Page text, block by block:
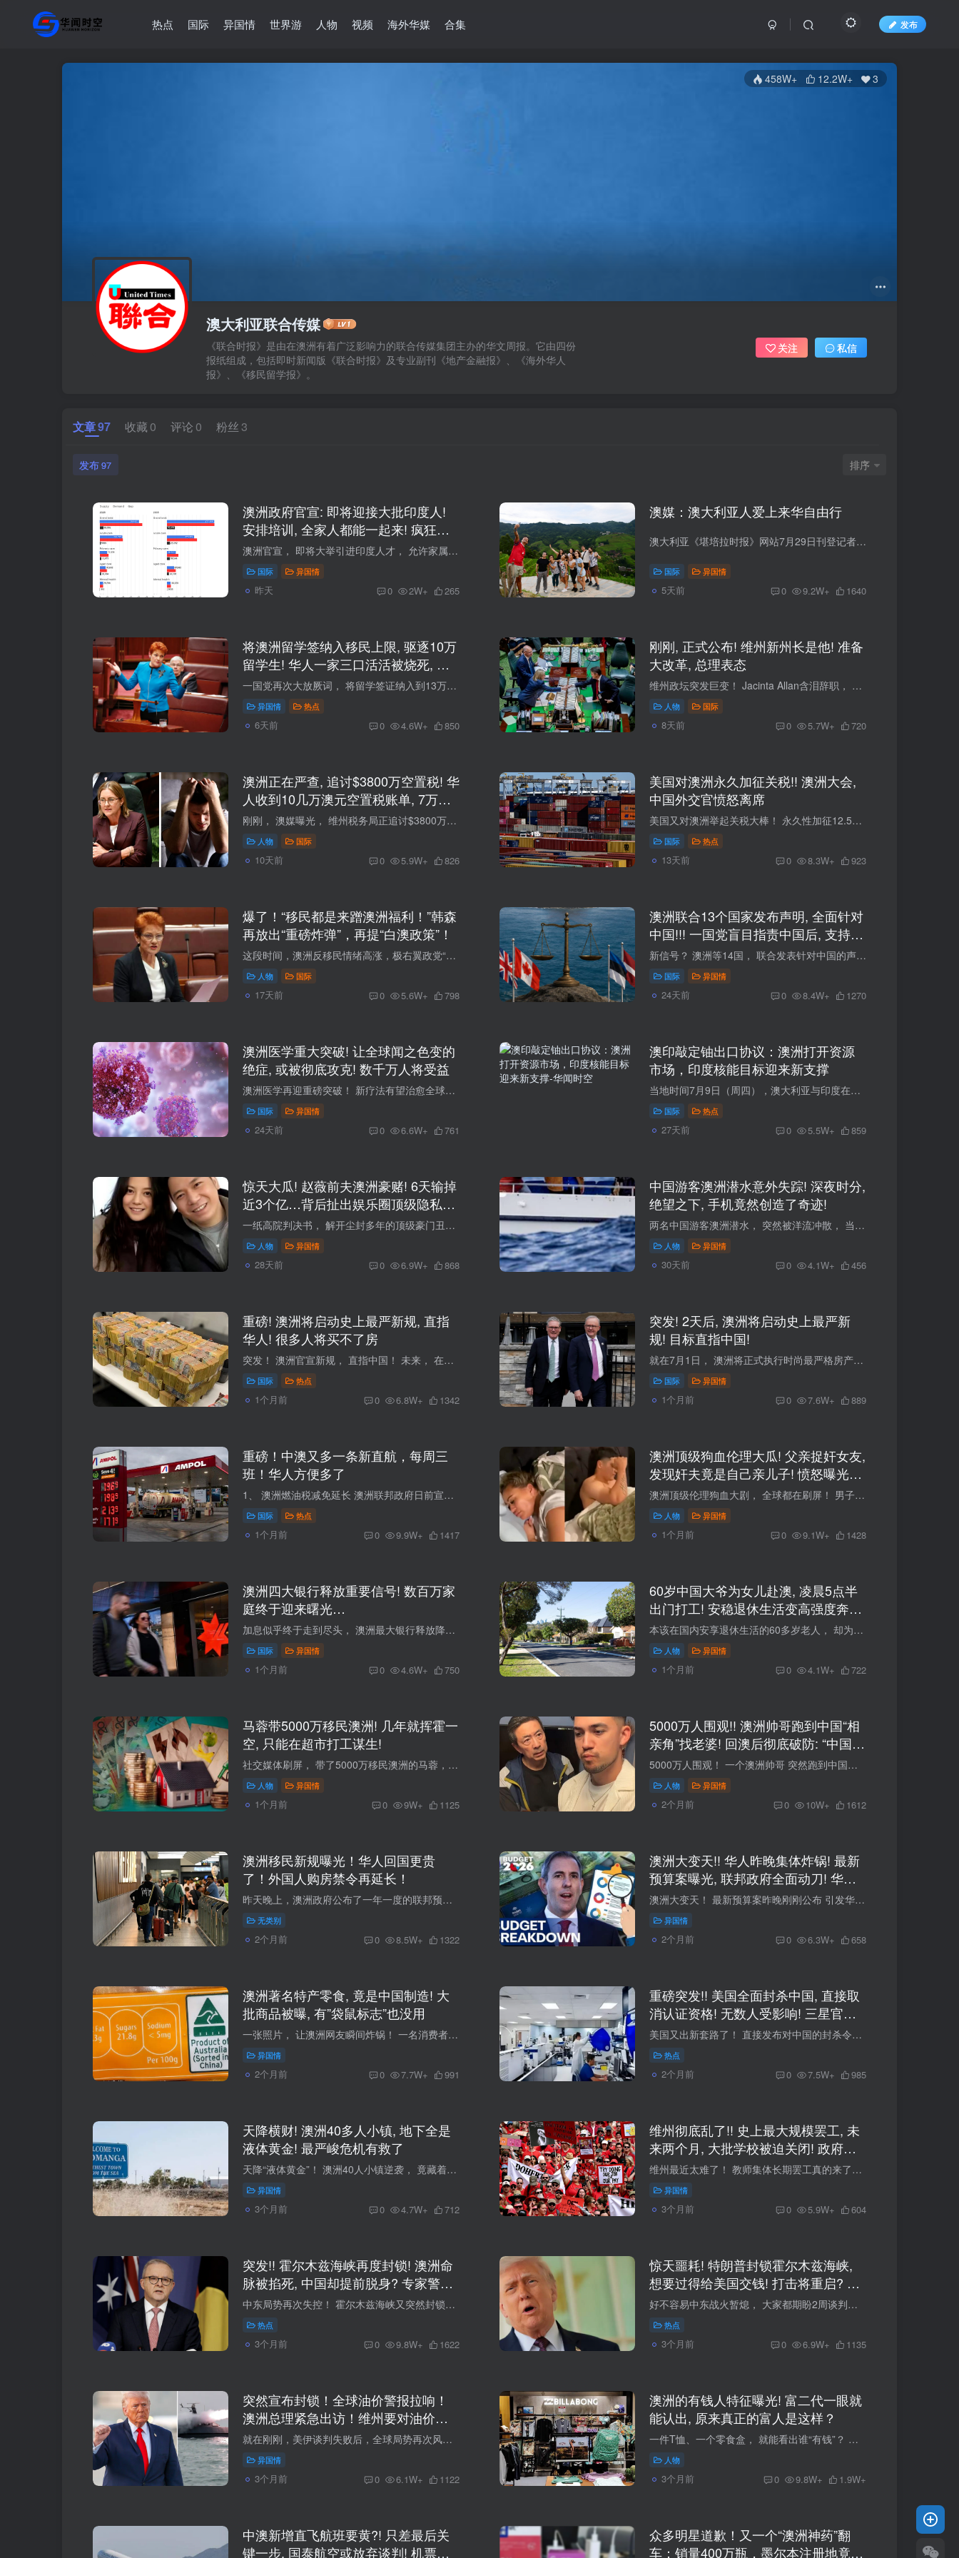
热点 国际 异国情 世界游 人物 视频 海外华媒 合集 发布
458W+ 12.2W+ 3
澳大利亚联合传媒
《联合时报》是由在澳洲有着广泛影响力的联合传媒集团主办的华文周报。它由四份
报纸组成，包括即时新闻版《联合时报》及专业副刊《地产金融报》、《海外华人
报》、《移民留学报》。
关注 私信
文章97 收藏 0 评论 0 粉丝 3
发布97 排序
澳洲政府官宣: 即将迎接大批印度人!
安排培训, 全家人都能一起来! 疯狂抢
占名额
澳洲官宣， 即将大举引进印度人才， 允许家属随同移民， 大批印度人即将涌入！ 华人热门移民职业， 要被印度人占了! #01： 澳洲政府官宣 即将大批引入印度人 澳洲养老护理行业作为华人热门移民...
国际 异国情
昨天 0 2W+ 265
澳媒：澳大利亚人爱上来华自由行
澳大利亚《堪培拉时报》网站7月29日刊登记者萨拉·法尔森撰写的报道，题为《不跟团就不能去中国旅游吗？这位澳大利亚人的体验证明并非如此》。报道编译如下：让位吧，东京。便宜的美食、绝美的...
国际 异国情
5天前 0 9.2W+ 1640
将澳洲留学签纳入移民上限, 驱逐10万
留学生! 华人一家三口活活被烧死, 很
多人都处在危险中…
一国党再次大放厥词， 将留学签证纳入到13万移民配额中， 直接遣返10万留学生！ 最新噩耗， 华人一家三口命丧大火之中， 潜在威胁， 很多人可能都会遇到！ 01 一国党全面针对留学生！几乎将签证...
异国情 热点
6天前 0 4.6W+ 850
刚刚, 正式公布! 维州新州长是他! 准备
大改革, 总理表态
维州政坛突发巨变！ Jacinta Allan含泪辞职， Ben Carroll接棒成为新州长。 权力交接背后， 工党内部派系震荡， 而距离大选仅剩数月， 他能否带领工党逆转颓势？ #01： Jacinta Allan被迫下台 B...
人物 国际
8天前 0 5.7W+ 720
澳洲正在严查, 追讨$3800万空置税! 华
人收到10几万澳元空置税账单, 7万多
房东或被强制披露
刚刚， 澳媒曝光， 维州税务局正追讨$3800万空置税， 仍有近7万业主未缴！ 已有华人收到10万账单... #01： 澳媒曝光 维州政府追讨3800万空置税 澳洲的住房危机愈演愈烈，房价高企、租金飙升、房...
人物 国际
10天前 0 5.9W+ 826
美国对澳洲永久加征关税!! 澳洲大会,
中国外交官愤怒离席
美国又对澳洲举起关税大棒！ 永久性加征12.5%关税！ 除了喊几声抗议， 澳洲没有任何应对办法... 工党全国大会， 竟然邀请台湾代表出席， 中国外交官愤怒离席！ 01 永久加征12.5%关税！美国关税...
国际 热点
13天前 0 8.3W+ 923
爆了！“移民都是来蹭澳洲福利！”韩森
再放出“重磅炸弹”，再提“白澳政策”！
这段时间，澳洲反移民情绪高涨，极右翼政党“一国党“获得极高支持率，在民调中一度超过执政党工党。 由于支持率飙升，还得到了澳洲首富的支持，”一国党“党魁韩森的曝光率也特别高。 她不断在...
人物 国际
17天前 0 5.6W+ 798
澳洲联合13个国家发布声明, 全面针对
中国!!! 一国党盲目指责中国后, 支持率
开始暴跌
新信号？ 澳洲等14国， 联合发表针对中国的声明！ 一国党支持率开始暴跌， 就连断网， 都要中国背锅！ 01 澳洲等14国发布联合声明：针对中国！ 之前，中国和澳洲之间的关系一直是向好的，两国的...
国际 异国情
24天前 0 8.4W+ 1270
澳洲医学重大突破! 让全球闻之色变的
绝症, 或被彻底攻克! 数千万人将受益
澳洲医学再迎重磅突破！ 新疗法有望治愈全球最重大绝症， 或改写上千万患者命运！ #01： 澳洲医学重大突破 有望攻克这一重大绝症 近年来，澳大利亚在医学研究领域屡获突破。 如今，澳洲科学家更...
国际 异国情
24天前 0 6.6W+ 761
澳印敲定铀出口协议：澳洲打开资源
市场，印度核能目标迎来新支撑
当地时间7月9日（周四），澳大利亚与印度在墨尔本正式签署关键合作协议，敲定澳大利亚对印度的铀资源出口合作，彻底激活搁置十余年的双边核能合作机制。 据路透社、美联社证实，本次协议由到访...
国际 热点
27天前 0 5.5W+ 859
惊天大瓜! 赵薇前夫澳洲豪赌! 6天输掉
近3个亿…背后扯出娱乐圈顶级隐私往
事…
一纸高院判决书， 解开尘封多年的顶级豪门丑闻！ 赵薇前夫的过亿巨额债务纠纷， 终于尘埃落定！ 看似是一场普通的民间借贷败诉案， 背后却扒出了娱乐圈顶级隐秘往事！ 01 短短数日，在澳洲输掉...
人物 异国情
28天前 0 6.9W+ 868
中国游客澳洲潜水意外失踪! 深夜时分,
绝望之下, 手机竟然创造了奇迹!
两名中国游客澳洲潜水， 突然被洋流冲散， 当即失去踪迹！ 澳洲警方派遣大批警力救援， 却始终不见人影！ 深夜时分， 当所有人都开始绝望时， 奇迹， 降临了！ 01 两名中国游客潜水失踪！大批警...
人物 异国情
30天前 0 4.1W+ 456
重磅! 澳洲将启动史上最严新规, 直指
华人! 很多人将买不了房
突发！ 澳洲官宣新规， 直指中国！ 未来， 在澳洲买房， 将面临更严格的审查... #01： $10亿中国黑钱 通过澳洲房市洗白 澳洲房地产市场本是正常的资产交易场所，却一度成为非法资金洗白的隐秘通...
国际 热点
1个月前 0 6.8W+ 1342
突发! 2天后, 澳洲将启动史上最严新
规! 目标直指中国!
就在7月1日， 澳洲将正式执行时尚最严格房产新规， 这次的反洗钱法案， 目标非常明确： 直指中国！ 01 7月1日新规生效！房产市场新规，买房资金必须自证！ 所有在澳洲买房、卖房的人注意！澳洲...
国际 异国情
1个月前 0 7.6W+ 889
重磅！中澳又多一条新直航，每周三
班！华人方便多了
1、 澳洲燃油税减免延长 澳洲联邦政府日前宣布： 将原定于6月底结束的燃油消费税减免措施再延长一个月， 以缓解国际油价波动对家庭和企业带来的压力。 根据最新安排： 从7月1日起至8月2日，汽油...
国际 热点
1个月前 0 9.9W+ 1417
澳洲顶级狗血伦理大瓜! 父亲捉奸女友,
发现奸夫竟是自己亲儿子! 愤怒曝光后,
自己却将被关进大牢
澳洲顶级伦理狗血大剧， 全球都在刷屏！ 男子发现女友出轨， 只是没想到， 奸夫竟然是自己亲儿子！ 后续更炸裂！ 父子反目， 父亲更是被送进监狱... 01 男子捉奸，发现女友竟然出轨了自己亲儿子...
人物 异国情
1个月前 0 9.1W+ 1428
澳洲四大银行释放重要信号! 数百万家
庭终于迎来曙光…
加息似乎终于走到尽头， 澳洲最大银行释放降息信号， 房贷压力或将缓解， 数百万家庭正迎来关键转折点。 #01： NAB：加息周期见顶 降息预期提前浮现 澳大利亚最大银行之一国民银行（National Au...
国际 异国情
1个月前 0 4.6W+ 750
60岁中国大爷为女儿赴澳, 凌晨5点半
出门打工! 安稳退休生活变高强度奔波,
回国治病后离世! 华人圈炸锅…
本该在国内安享退休生活的60多岁老人， 却为了帮女儿分担压力， 独自来到澳洲凌晨5点半起床打工。 一个普通华人家庭的故事， 意外戳中了无数移民家庭的痛点… #01： 中国大爷为女儿来澳洲打工，...
人物 异国情
1个月前 0 4.1W+ 722
马蓉带5000万移民澳洲! 几年就挥霍一
空, 只能在超市打工谋生!
社交媒体刷屏， 带了5000万移民澳洲的马蓉， 现在已经花光家财， 只能在超市打工度日！ 澳洲现在的生活成本确实夸张 官方数据公布， 四分之一家庭， 深陷财务危机！ 01 带了5000万移民澳洲的马...
人物 异国情
1个月前 0 9W+ 1125
5000万人围观!! 澳洲帅哥跑到中国“相
亲角”找老婆! 回澳后彻底破防: “中国像
刻在血液里的家”! 全网疯狂热议… 5000万人围观！ 一个澳洲帅哥 突然跑到中国旅居！ 结果最离谱的是 他竟然被爸爸直接 带去相亲角找对象！ 视频瞬间全网刷屏！ 大量中国网友笑疯： “这么帅还需要相亲？！” 澳洲网友则纷纷表示...
人物 异国情
2个月前 0 10W+ 1612
澳洲移民新规曝光！华人回国更贵
了！外国人购房禁令再延长！
昨天晚上，澳洲政府公布了一年一度的联邦预算案。 新预算案的重点自然是引起争议的负扣税及资本利得税改革，澳人今后再投资房产会受到很大影响。 与此同时，预算案也揭示了移民相关的变化——已...
无类别
2个月前 0 8.5W+ 1322
澳洲大变天!! 华人昨晚集体炸锅! 最新
预算案曝光, 联邦政府全面动刀! 华人
最担心的事情还是来了…
澳洲大变天！ 最新预算案昨晚刚刚公布 引发华人圈热议！ 投资方负扣税大改 NDIS狂砍150亿 国防预算猛砸530亿 移民门槛继续提高！ 大量华人瞬间慌了... 曾经那个高福利、高移民的澳洲 似乎真的开...
异国情
2个月前 0 6.3W+ 658
澳洲著名特产零食, 竟是中国制造! 大
批商品被曝, 有”袋鼠标志”也没用
一张照片， 让澳洲网友瞬间炸锅！ 一名消费者， 在选购了澳洲制造包装的食物后， 发现上面还有一行小字， 瞬间破防了… #01： 澳洲本地坚果 竟是中国生产 一位眼尖的澳洲购物者在附近Woolworths...
异国情
2个月前 0 7.7W+ 991
重磅突发!! 美国全面封杀中国, 直接取
消认证资格! 无数人受影响! 三星官宣:
退出中国市场
美国又出新套路了！ 直接发布对中国的封杀令， 全面取消中国实验室的认证资格！ 大批电子产品受影响， 理由竟然是国家安全... 这一切还要追溯到去年年底... 01 美国全面封杀中国实验室！认证资...
热点
2个月前 0 7.5W+ 985
天降横财! 澳洲40多人小镇, 地下全是
液体黄金! 最严峻危机有救了
天降“液体黄金”！ 澳洲40人小镇逆袭， 竟藏着破解澳洲当下 最严重危机的密码... #01： 澳洲小镇 暗藏巨大资源 在昆州内陆，藏着一个鲜为人知的微型小镇——Eromanga。这里常住人口不足50人，...
异国情
3个月前 0 4.7W+ 712
维州彻底乱了!! 史上最大规模罢工, 未
来两个月, 大批学校被迫关闭! 政府延
长福利, 再免费一个月
维州最近太难了！ 教师集体长期罢工真的来了！ 从5月开始直到6月末， 教师分批次罢工， 大批学校被迫关闭， 根本无法正常运营！ 政府发福利， 免费交通再延一个月， 一直到明年， 公共交通费都...
异国情
3个月前 0 5.9W+ 604
突发!! 霍尔木兹海峡再度封锁! 澳洲命
脉被掐死, 中国却提前脱身? 专家警告
下月恐限油! 特朗普4次炮轰澳洲不出
兵, 澳洲处境愈发危险…
中东局势再次失控！ 霍尔木兹海峡又突然封锁！ 全球能源神经瞬间绷紧 油价或再度飙升！ 澳洲库存仅够一个月！ 下个月可能“限油”？ 同样一场危机，中澳差距彻底拉开！ 01 中东局势再失控，海峡...
热点
3个月前 0 9.8W+ 1622
惊天噩耗! 特朗普封锁霍尔木兹海峡,
想要过得给美国交钱! 打击将重启? 油
价又涨! 澳洲真慌了…考虑派兵
好不容易中东战火暂熄， 大家都期盼2周谈判后， 世界能重回正轨！ 万万没想到， 谈判刚开始， 可能就要提前结束了！ 美国在霍尔木兹海峡外， 加了一道封锁， 想要从这里通过， 不仅要给伊朗交钱...
热点
3个月前 0 6.9W+ 1135
突然宣布封锁！全球油价警报拉响！
澳洲总理紧急出访！维州要对油价下
手！
就在刚刚，美伊谈判失败后，全球局势再次风云变化： 霍尔木兹海峡被双重封锁， 澳洲总理紧急出访两国！ 现在澳洲境内也受到了不小的波及，维州开始锁定油价： 直接点名高油价加油站！ 与此同时...
异国情
3个月前 0 6.1W+ 1122
澳洲的有钱人特征曝光! 富二代一眼就
能认出, 原来真正的富人是这样？
一件T恤、一个零食盒， 就能看出谁“有钱”？ 澳洲有钱人家小孩的标志， 其实只是表面。 长大后才发现， 真正的有钱人， 往往低调到你根本认不出来。 #01： 一件T恤、一盒零食， 就能看出谁是富...
人物
3个月前 0 9.8W+ 1.9W+
中澳新增直飞航班要黄?! 只差最后关
键一步, 国泰航空或放弃谈判! 机票价
众多明星道歉！又一个“澳洲神药”翻
车：销量400万瓶，墨尔本注册地竟是